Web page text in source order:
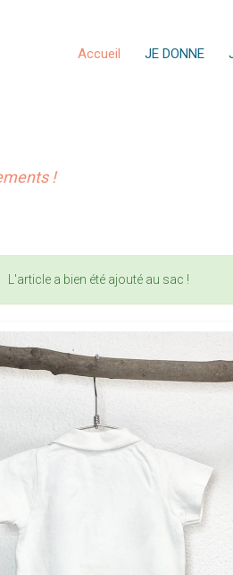
Accueil JE DONNE
!
L'article a bien été ajouté au sac !